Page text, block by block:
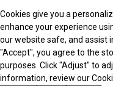
Cookies give you a
enhance your experience
our website safe, and assist
"Accept", you agree to the
purposes. Click "Adjust" to
information, review our